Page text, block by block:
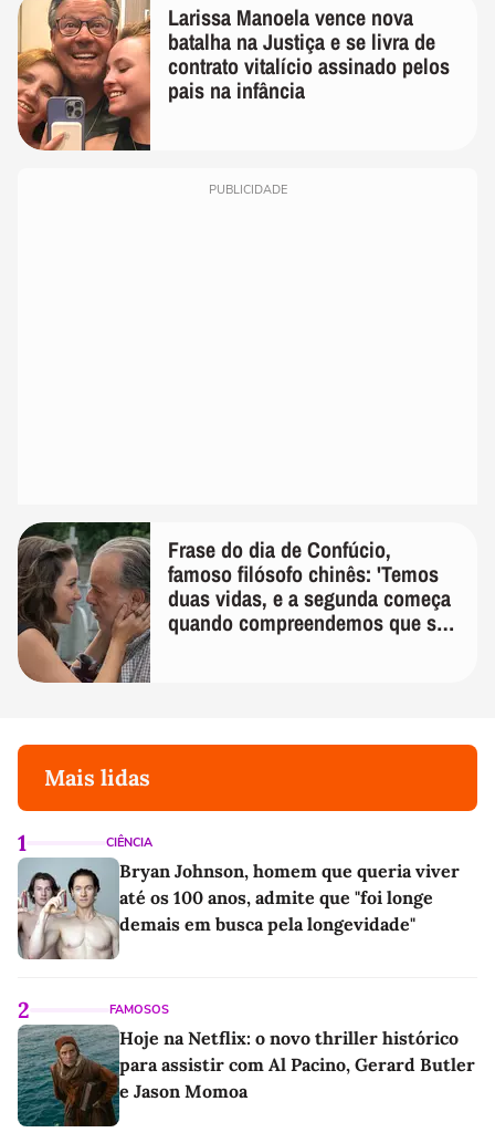
Larissa Manoela vence nova
batalha na Justiça e se livra de
contrato vitalício assinado pelos
pais na infância
PUBLICIDADE
Frase do dia de Confúcio,
famoso filósofo chinês: 'Temos
duas vidas, e a segunda começa
quando compreendemos que só
Mais lidas
1 CIÊNCIA
Bryan Johnson, homem que queria viver
até os 100 anos, admite que "foi longe
demais em busca pela longevidade"
2 FAMOSOS
Hoje na Netflix: o novo thriller histórico
para assistir com Al Pacino, Gerard Butler
e Jason Momoa